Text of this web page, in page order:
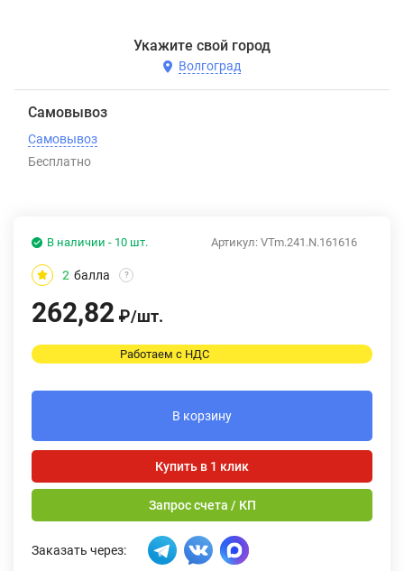
Укажите свой город
Волгоград
Самовывоз
Самовывоз
Бесплатно
Артикул: VTm.241.N.161616
В наличии - 10 шт.
2 балла ?
262,82 ₽/шт.
Работаем с НДС
В корзину
Купить в 1 клик
Запрос счета / КП
Заказать через: